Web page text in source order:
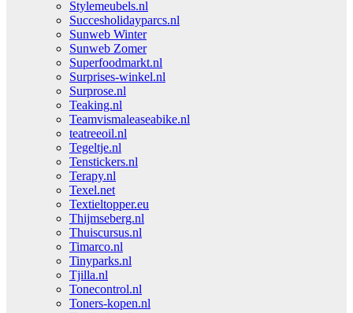
Stylemeubels.nl
Succesholidayparcs.nl
Sunweb Winter
Sunweb Zomer
Superfoodmarkt.nl
Surprises-winkel.nl
Surprose.nl
Teaking.nl
Teamvismaleaseabike.nl
teatreeoil.nl
Tegeltje.nl
Tenstickers.nl
Terapy.nl
Texel.net
Textieltopper.eu
Thijmseberg.nl
Thuiscursus.nl
Timarco.nl
Tinyparks.nl
Tjilla.nl
Tonecontrol.nl
Toners-kopen.nl